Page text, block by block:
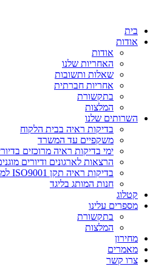
בית
אודות
אודות
האחריות שלנו
שאלות ותשובות
אחריות חברתית
בתקשורת
המלצות
השרותים שלנו
בדיקות ראיה בבית הלקוח
משקפיים עד המשרד
ימי בדיקות ראיה מרוכזים
הרצאות לארגונים ודיורים
בדיקות ראיה תקן ISO9001 למפעלים וחברות
חנות המותג בליגד
קטלוג
מספרים עלינו
בתקשורת
המלצות
מחירון
מאמרים
צרו קשר